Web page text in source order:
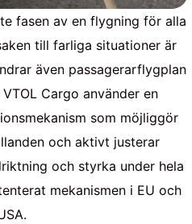
fasen av en flygning för alla
till farliga situationer är
även passagerarflygplan
Cargo använder en
som möjliggör
och aktivt justerar
och styrka under hela
mekanismen i EU och